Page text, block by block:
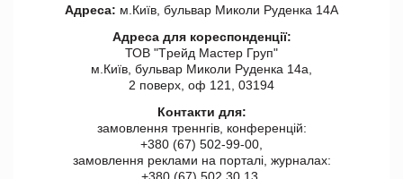
Адреса: м.Київ, бульвар Миколи Руденка 14А
Адреса для кореспонденції:
ТОВ "Tрейд Мастер Груп"
м.Київ, бульвар Миколи Руденка 14а,
2 поверх, оф 121, 03194
Контакти для:
замовлення треннгів, конференцій:
+380 (67) 502-99-00,
замовлення реклами на порталі, журналах:
+380 (67) 502 30 13,